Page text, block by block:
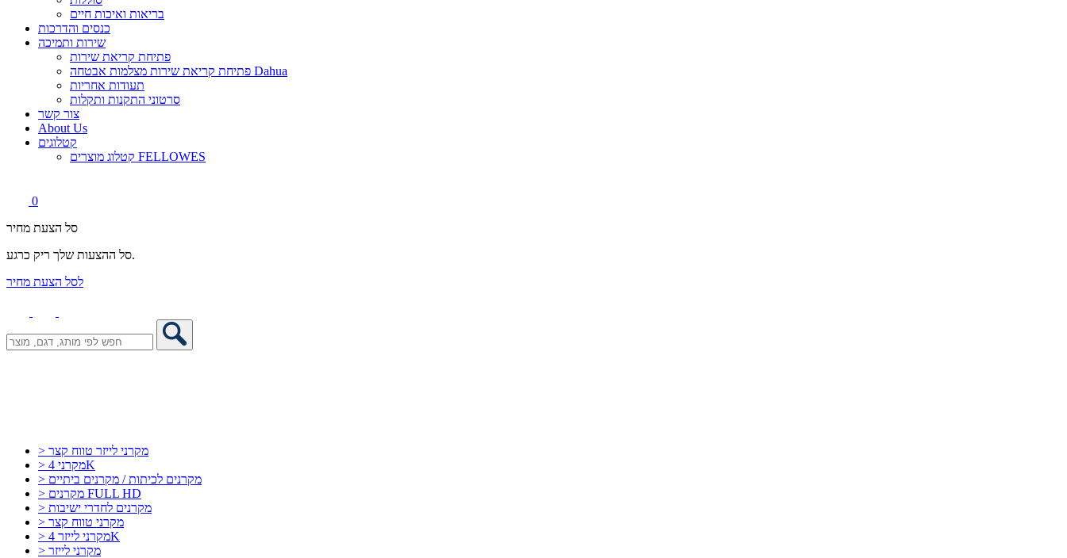
בריאות ואיכות חיים
כנסים והדרכות
שירות ותמיכה
פתיחת קריאת שירות
פתיחת קריאת שירות מצלמות אבטחה Dahua
תעודות אחריות
סרטוני התקנות ותקלות
צור קשר
About Us
קטלוגים
קטלוג מוצרים FELLOWES
0
סל הצעת מחיר
סל ההצעות שלך ריק כרגע.
לסל הצעת מחיר
> מקרני לייזר טווח קצר
> מקרני 4K
> מקרנים לכיתות / מקרנים ביתיים
> מקרנים FULL HD
> מקרנים לחדרי ישיבות
> מקרני טווח קצר
> מקרני לייזר 4K
> מקרני לייזר